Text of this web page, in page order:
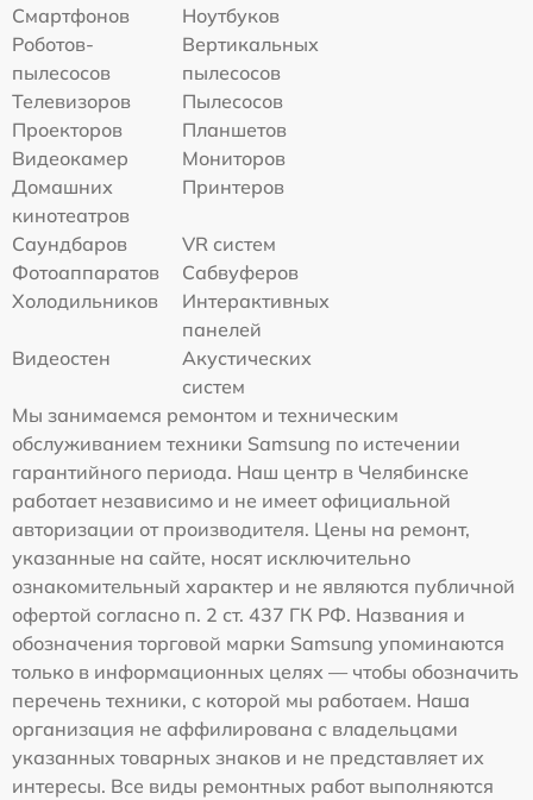
Смартфонов
Ноутбуков
Роботов-
пылесосов
Вертикальных
пылесосов
Телевизоров
Пылесосов
Проекторов
Планшетов
Видеокамер
Мониторов
Домашних
кинотеатров
Принтеров
Саундбаров
VR систем
Фотоаппаратов
Сабвуферов
Холодильников
Интерактивных
панелей
Видеостен
Акустических
систем
Мы занимаемся ремонтом и техническим
обслуживанием техники Samsung по истечении
гарантийного периода. Наш центр в Челябинске
работает независимо и не имеет официальной
авторизации от производителя. Цены на ремонт,
указанные на сайте, носят исключительно
ознакомительный характер и не являются публичной
офертой согласно п. 2 ст. 437 ГК РФ. Названия и
обозначения торговой марки Samsung упоминаются
только в информационных целях — чтобы обозначить
перечень техники, с которой мы работаем. Наша
организация не аффилирована с владельцами
указанных товарных знаков и не представляет их
интересы. Все виды ремонтных работ выполняются